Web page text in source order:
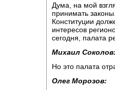
Дума, на мой
принимать
Конституции
интересов
сегодня, палата
Михаил
Но это палата
Олег Морозов: